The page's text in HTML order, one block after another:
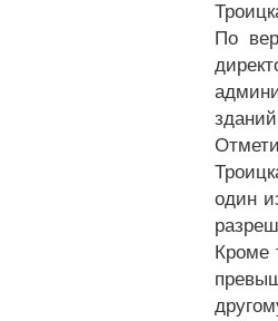
По
один
Кроме